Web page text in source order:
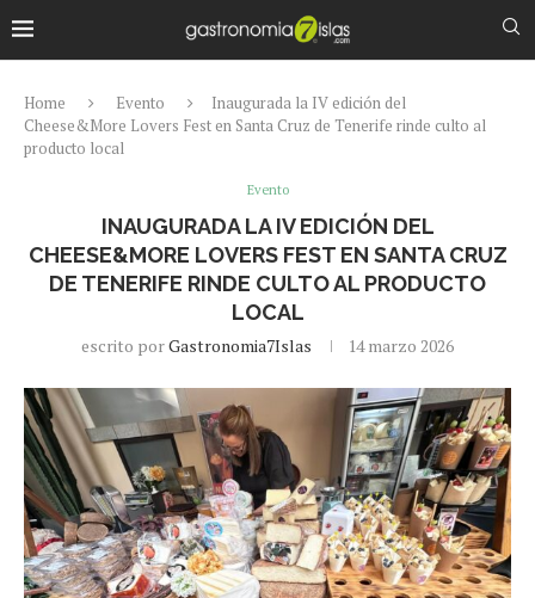
Home Evento
Inaugurada la IV edición del
Cheese&More Lovers Fest en Santa Cruz de Tenerife rinde culto al
producto local
Evento
INAUGURADA LA IV EDICIÓN DEL
CHEESE&MORE LOVERS FEST EN SANTA CRUZ
DE TENERIFE RINDE CULTO AL PRODUCTO
LOCAL
escrito porGastronomia7Islas 14 marzo 2026